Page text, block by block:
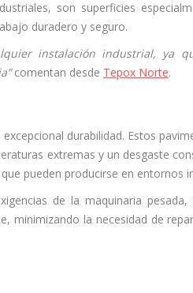
son superficies
duradero y seguro.
instalación industrial, ya
comentan desde Tepox Norte.
durabilidad. Estos
extremas y un desgaste
pueden producirse en entornos
de la maquinaria
minimizando la necesidad de